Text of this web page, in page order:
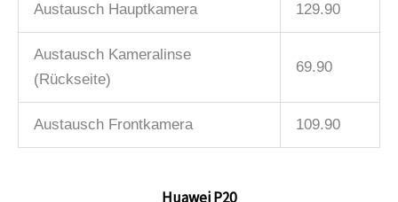
Austausch Hauptkamera 129.90
Austausch Kameralinse
(Rückseite)
69.90
Austausch Frontkamera 109.90
Huawei P20